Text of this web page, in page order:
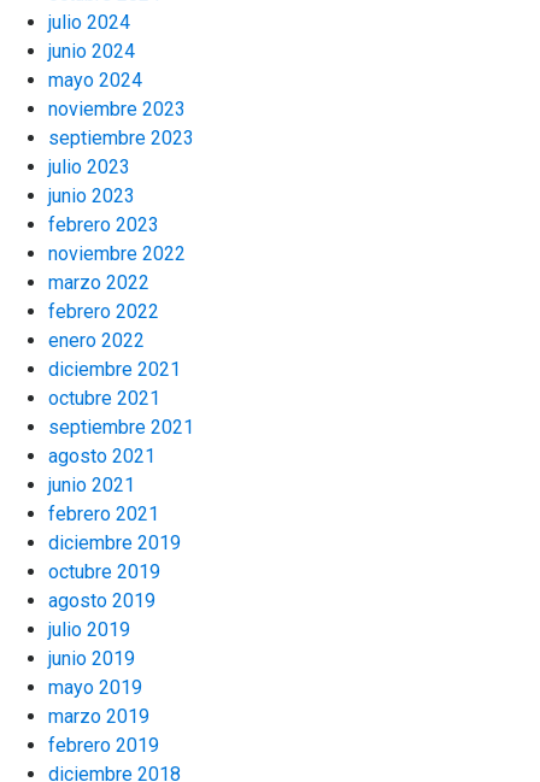
julio 2024
junio 2024
mayo 2024
noviembre 2023
septiembre 2023
julio 2023
junio 2023
febrero 2023
noviembre 2022
marzo 2022
febrero 2022
enero 2022
diciembre 2021
octubre 2021
septiembre 2021
agosto 2021
junio 2021
febrero 2021
diciembre 2019
octubre 2019
agosto 2019
julio 2019
junio 2019
mayo 2019
marzo 2019
febrero 2019
diciembre 2018